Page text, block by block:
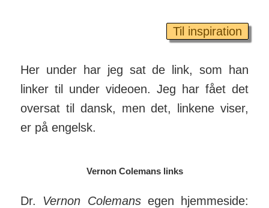
Til inspiration
Her under har jeg sat de link, som han
linker til under videoen. Jeg har fået det
oversat til dansk, men det, linkene viser,
er på engelsk.
Vernon Colemans links
Dr. Vernon Colemansegen hjemmeside: